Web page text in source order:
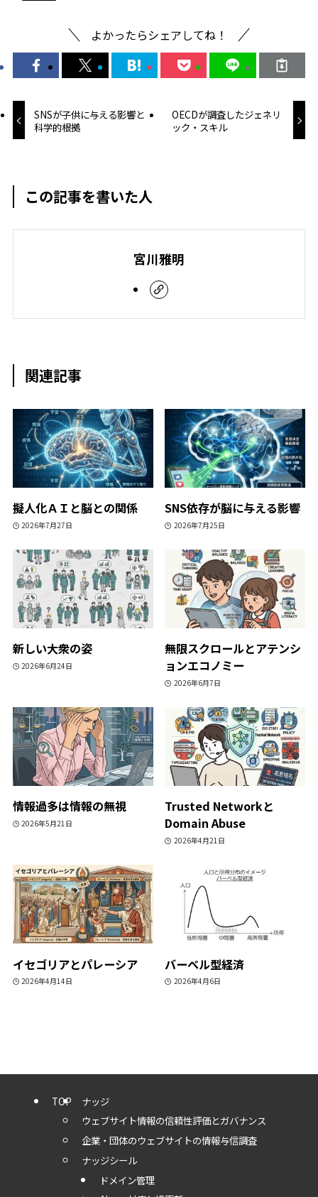
よかったらシェアしてね！
SNSが子供に与える影響と
科学的根拠
OECDが調査したジェネリ
ック・スキル
この記事を書いた人
宮川雅明
関連記事
擬人化ＡＩと脳との関係
2026年7月27日
SNS依存が脳に与える影響
2026年7月25日
新しい大衆の姿
2026年6月24日
無限スクロールとアテンシ
ョンエコノミー
2026年6月7日
情報過多は情報の無視
2026年5月21日
Trusted Networkと
Domain Abuse
2026年4月21日
イセゴリアとパレーシア
2026年4月14日
バーベル型経済
2026年4月6日
TOP
ナッジ
ウェブサイト情報の信頼性評価とガバナンス
企業・団体のウェブサイトの情報与信調査
ナッジシール
ドメイン管理